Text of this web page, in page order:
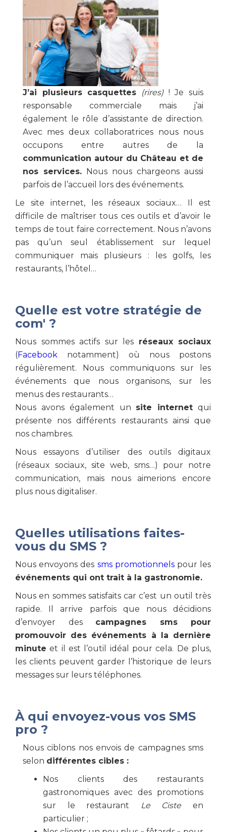
J’ai plusieurs casquettes (rires)! Je suis
responsable commerciale mais j’ai
également le rôle d’assistante de direction.
Avec mes deux collaboratrices nous nous
occupons entre autres de la
communication autour du Château et de
nos services. Nous nous chargeons aussi
parfois de l’accueil lors des événements.
Le site internet, les réseaux sociaux… Il est
difficile de maîtriser tous ces outils et d’avoir le
temps de tout faire correctement. Nous n’avons
pas qu’un seul établissement sur lequel
communiquer mais plusieurs : les golfs, les
restaurants, l’hôtel…
Quelle est votre stratégie de
com' ?
Nous sommes actifs sur les réseaux sociaux
(Facebook notamment) où nous postons
régulièrement. Nous communiquons sur les
événements que nous organisons, sur les
menus des restaurants…
Nous avons également un site internet qui
présente nos différents restaurants ainsi que
nos chambres.
Nous essayons d’utiliser des outils digitaux
(réseaux sociaux, site web, sms…) pour notre
communication, mais nous aimerions encore
plus nous digitaliser.
Quelles utilisations faites-
vous du SMS ?
Nous envoyons des sms promotionnelspour les
événements qui ont trait à la gastronomie.
Nous en sommes satisfaits car c’est un outil très
rapide. Il arrive parfois que nous décidions
d’envoyer des campagnes sms pour
promouvoir des événements à la dernière
minute et il est l’outil idéal pour cela. De plus,
les clients peuvent garder l’historique de leurs
messages sur leurs téléphones.
À qui envoyez-vous vos SMS
pro ?
Nous ciblons nos envois de campagnes sms
selon différentes cibles :
Nos clients des restaurants
gastronomiques avec des promotions
sur le restaurant
Le Ciste en
particulier ;